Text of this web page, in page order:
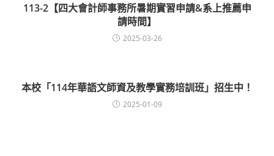
113-2【四大會計師事務所暑期實習申請&系上推薦申
請時間】
2025-03-26
本校「114年華語文師資及教學實務培訓班」招生中！
2025-01-09